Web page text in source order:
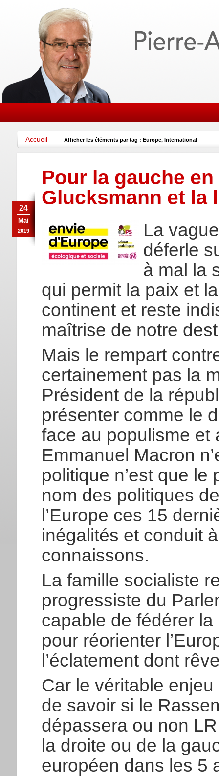
Accueil Afficher les éléments par tag : Europe, International
Pour la gauche
Glucksmann et la
24
Mai
2019
La
déferle
à mal la
qui permit la paix et
continent et reste
maîtrise de notre
Mais le rempart
certainement pas la
Président de la
présenter comme le
face au populisme et
Emmanuel Macron
politique n’est que
nom des politiques
l’Europe ces 15
inégalités et conduit
connaissons.
La famille socialiste
progressiste du
capable de fédérer
pour réorienter
l’éclatement dont
Car le véritable
de savoir si le
dépassera ou non
la droite ou de la
européen dans les 5